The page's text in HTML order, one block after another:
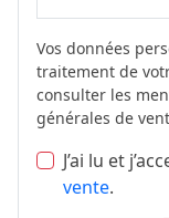
Vos données
traitement de
consulter les
générales de
J’ai lu et
vente.